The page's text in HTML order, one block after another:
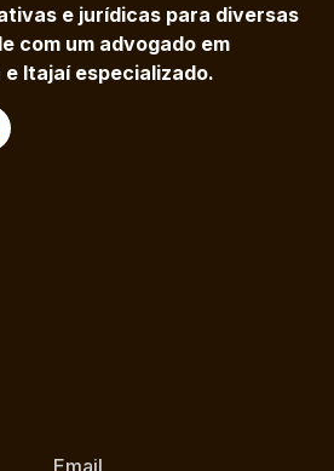
e jurídicas para diversas
com um advogado em
Itajaí especializado.